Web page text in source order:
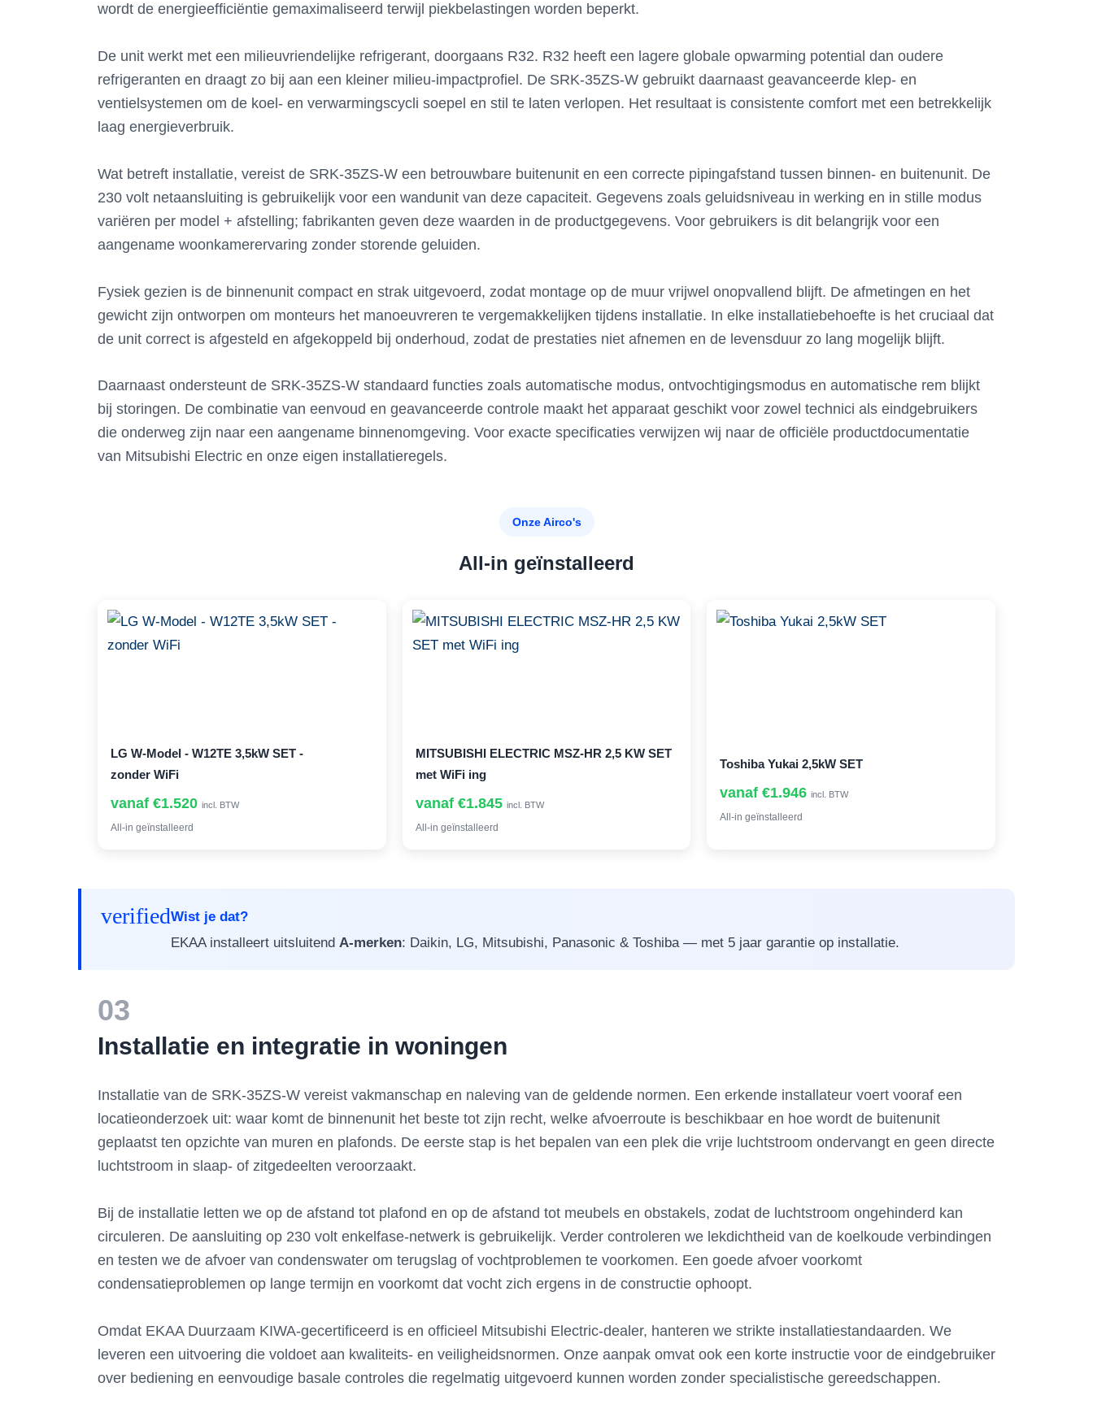
wordt de energieefficiëntie gemaximaliseerd terwijl piekbelastingen worden beperkt.
De unit werkt met een milieuvriendelijke refrigerant, doorgaans R32. R32 heeft een lagere globale opwarming potential dan oudere
refrigeranten en draagt zo bij aan een kleiner milieu-impactprofiel. De SRK-35ZS-W gebruikt daarnaast geavanceerde klep- en
ventielsystemen om de koel- en verwarmingscycli soepel en stil te laten verlopen. Het resultaat is consistente comfort met een betrekkelijk
laag energieverbruik.
Wat betreft installatie, vereist de SRK-35ZS-W een betrouwbare buitenunit en een correcte pipingafstand tussen binnen- en buitenunit. De
230 volt netaansluiting is gebruikelijk voor een wandunit van deze capaciteit. Gegevens zoals geluidsniveau in werking en in stille modus
variëren per model + afstelling; fabrikanten geven deze waarden in de productgegevens. Voor gebruikers is dit belangrijk voor een
aangename woonkamerervaring zonder storende geluiden.
Fysiek gezien is de binnenunit compact en strak uitgevoerd, zodat montage op de muur vrijwel onopvallend blijft. De afmetingen en het
gewicht zijn ontworpen om monteurs het manoeuvreren te vergemakkelijken tijdens installatie. In elke installatiebehoefte is het cruciaal dat
de unit correct is afgesteld en afgekoppeld bij onderhoud, zodat de prestaties niet afnemen en de levensduur zo lang mogelijk blijft.
Daarnaast ondersteunt de SRK-35ZS-W standaard functies zoals automatische modus, ontvochtigingsmodus en automatische rem blijkt
bij storingen. De combinatie van eenvoud en geavanceerde controle maakt het apparaat geschikt voor zowel technici als eindgebruikers
die onderweg zijn naar een aangename binnenomgeving. Voor exacte specificaties verwijzen wij naar de officiële productdocumentatie
van Mitsubishi Electric en onze eigen installatieregels.
Onze Airco's
All-in geïnstalleerd
LG W-Model - W12TE 3,5kW SET -
zonder WiFi
vanaf €1.520 incl. BTW
All-in geïnstalleerd
MITSUBISHI ELECTRIC MSZ-HR 2,5 KW SET
met WiFi ing
vanaf €1.845 incl. BTW
All-in geïnstalleerd
Toshiba Yukai 2,5kW SET
vanaf €1.946 incl. BTW
All-in geïnstalleerd
verifiedWist je dat?
EKAA installeert uitsluitend A-merken: Daikin, LG, Mitsubishi, Panasonic & Toshiba — met 5 jaar garantie op installatie.
03
Installatie en integratie in woningen
Installatie van de SRK-35ZS-W vereist vakmanschap en naleving van de geldende normen. Een erkende installateur voert vooraf een
locatieonderzoek uit: waar komt de binnenunit het beste tot zijn recht, welke afvoerroute is beschikbaar en hoe wordt de buitenunit
geplaatst ten opzichte van muren en plafonds. De eerste stap is het bepalen van een plek die vrije luchtstroom ondervangt en geen directe
luchtstroom in slaap- of zitgedeelten veroorzaakt.
Bij de installatie letten we op de afstand tot plafond en op de afstand tot meubels en obstakels, zodat de luchtstroom ongehinderd kan
circuleren. De aansluiting op 230 volt enkelfase-netwerk is gebruikelijk. Verder controleren we lekdichtheid van de koelkoude verbindingen
en testen we de afvoer van condenswater om terugslag of vochtproblemen te voorkomen. Een goede afvoer voorkomt
condensatieproblemen op lange termijn en voorkomt dat vocht zich ergens in de constructie ophoopt.
Omdat EKAA Duurzaam KIWA-gecertificeerd is en officieel Mitsubishi Electric-dealer, hanteren we strikte installatiestandaarden. We
leveren een uitvoering die voldoet aan kwaliteits- en veiligheidsnormen. Onze aanpak omvat ook een korte instructie voor de eindgebruiker
over bediening en eenvoudige basale controles die regelmatig uitgevoerd kunnen worden zonder specialistische gereedschappen.